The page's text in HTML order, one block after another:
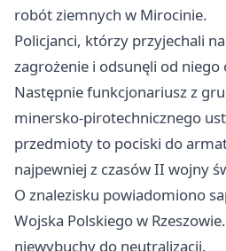
robót ziemnych w Mirocinie.
Policjanci, którzy przyjechali
zagrożenie i odsunęli od
Następnie funkcjonariusz z
minersko-pirotechnicznego
przedmioty to pociski do
najpewniej z czasów II wojny
O znalezisku powiadomiono
Wojska Polskiego w
niewybuchy do neutralizacji.